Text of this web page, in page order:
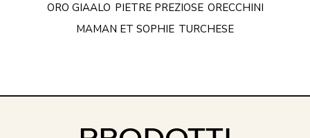
ORO GIAALO PIETRE PREZIOSE ORECCHINI
MAMAN ET SOPHIE TURCHESE